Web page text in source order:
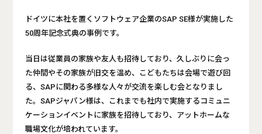
ドイツに本社を置くソフトウェア企業のSAP SE様が実施した
50周年記念式典の事例です。
当日は従業員の家族や友人も招待しており、久しぶりに会っ
た仲間やその家族が旧交を温め、こどもたちは会場で遊び回
る、SAPに関わる多様な人々が交流を楽しむ会となりまし
た。SAPジャパン様は、これまでも社内で実施するコミュニ
ケーションイベントに家族を招待しており、アットホームな
職場文化が培われています。